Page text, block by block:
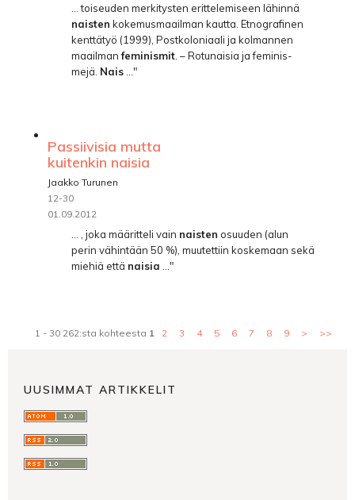
... toiseuden merkitysten erittelemiseen lähinnä
naisten kokemusmaailman kautta. Etnografinen
kenttätyö (1999), Postkoloniaali ja kolmannen
maailmanfeminismit . – Rotunaisia ja feminis-
mejä. Nais ..."
Passiivisia mutta
kuitenkin naisia
Jaakko Turunen
12-30
01.09.2012
... , joka määritteli vain naisten osuuden (alun
perin vähintään 50 %), muutettiin koskemaan sekä
miehiä että naisia ..."
1 - 30 262:sta kohteesta 1 2 3 4 5 6 7 8 9 > >>
UUSIMMAT ARTIKKELIT